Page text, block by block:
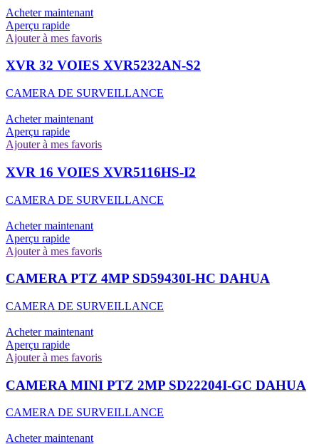
Acheter maintenant
Aperçu rapide
Ajouter à mes favoris
XVR 32 VOIES XVR5232AN-S2
CAMERA DE SURVEILLANCE
Acheter maintenant
Aperçu rapide
Ajouter à mes favoris
XVR 16 VOIES XVR5116HS-I2
CAMERA DE SURVEILLANCE
Acheter maintenant
Aperçu rapide
Ajouter à mes favoris
CAMERA PTZ 4MP SD59430I-HC DAHUA
CAMERA DE SURVEILLANCE
Acheter maintenant
Aperçu rapide
Ajouter à mes favoris
CAMERA MINI PTZ 2MP SD22204I-GC DAHUA
CAMERA DE SURVEILLANCE
Acheter maintenant